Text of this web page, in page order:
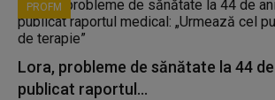
PROFM
Lora, probleme de sănătate la 44
publicat raportul...